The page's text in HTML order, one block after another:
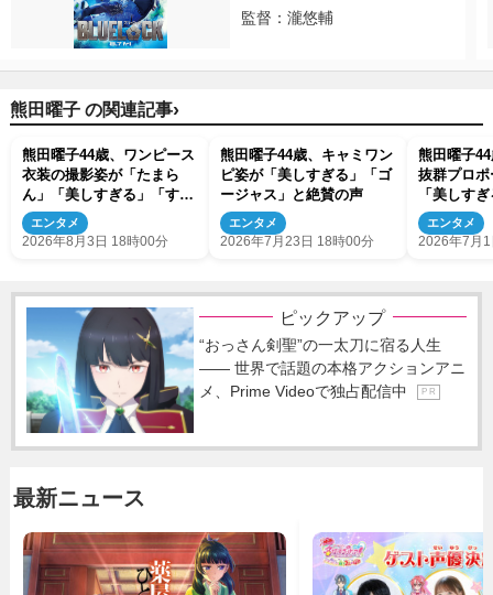
監督：瀧悠輔
熊田曜子 の関連記事›
熊田曜子44歳、ワンピース
衣装の撮影姿が「たまら
ん」「美しすぎる」「すご
い」「ドキドキ」
エンタメ
2026年8月3日 18時00分
熊田曜子44歳、キャミワン
ピ姿が「美しすぎる」「ゴ
ージャス」と絶賛の声
エンタメ
2026年7月23日 18時00分
熊田曜子
抜群プロ
「美しす
「すっっっ
エンタメ
2026年7月
ピックアップ
“おっさん剣聖”の一太刀に宿る人生
―― 世界で話題の本格アクションアニ
メ、Prime Videoで独占配信中
P R
最新ニュース